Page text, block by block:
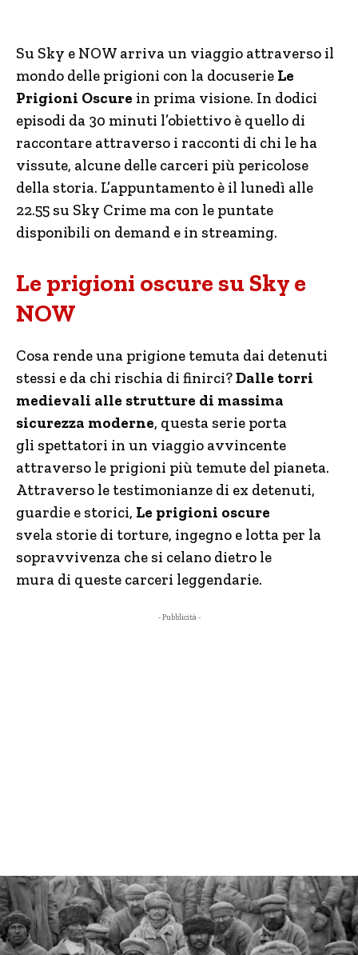
Su Sky e NOW arriva un viaggio attraverso il
mondo delle prigioni con la docuserie Le
Prigioni Oscure in prima visione. In dodici
episodi da 30 minuti l’obiettivo è quello di
raccontare attraverso i racconti di chi le ha
vissute, alcune delle carceri più pericolose
della storia. L’appuntamento è il lunedì alle
22.55 su Sky Crime ma con le puntate
disponibili on demand e in streaming.
Le prigioni oscure su Sky e
NOW
Cosa rende una prigione temuta dai detenuti
stessi e da chi rischia di finirci?Dalle torri
medievali alle strutture di massima
sicurezza moderne, questa serie porta
gli spettatori in un viaggio avvincente
attraverso le prigioni più temute del pianeta.
Attraverso le testimonianze di ex detenuti,
guardie e storici, Le prigioni oscure
svela storie di torture, ingegno e lotta per la
sopravvivenza che si celano dietro le
mura di queste carceri leggendarie.
- Pubblicità -